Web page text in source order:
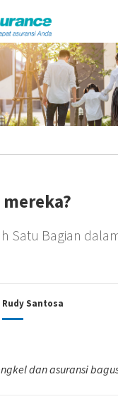
Satu Bagian
Rudy Santosa
dan asuransi